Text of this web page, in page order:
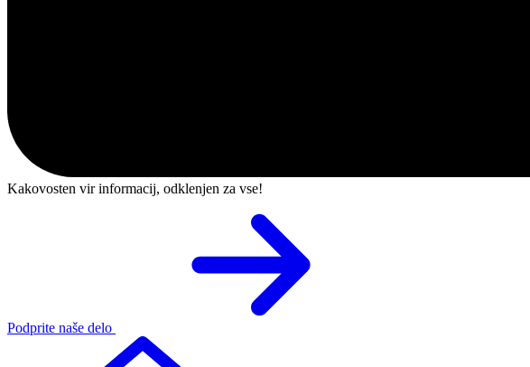
Kakovosten vir informacij, odklenjen za vse!
Podprite naše delo